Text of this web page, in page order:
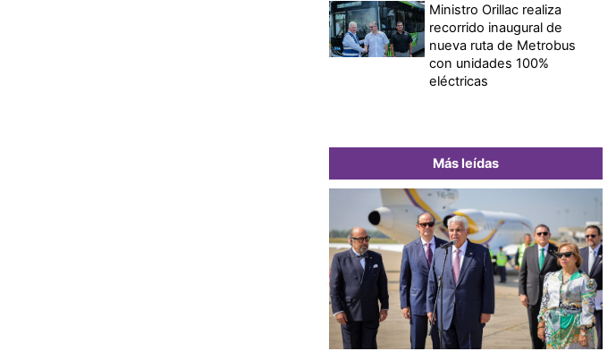
Ministro Orillac realiza
recorrido inaugural de
nueva ruta de Metrobus
con unidades 100%
eléctricas
Más leídas